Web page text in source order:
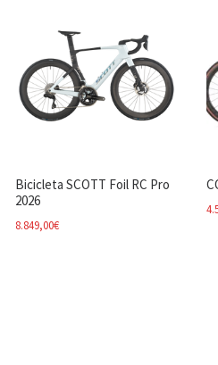
Bicicleta SCOTT Foil RC Pro
2026
8.849,00€